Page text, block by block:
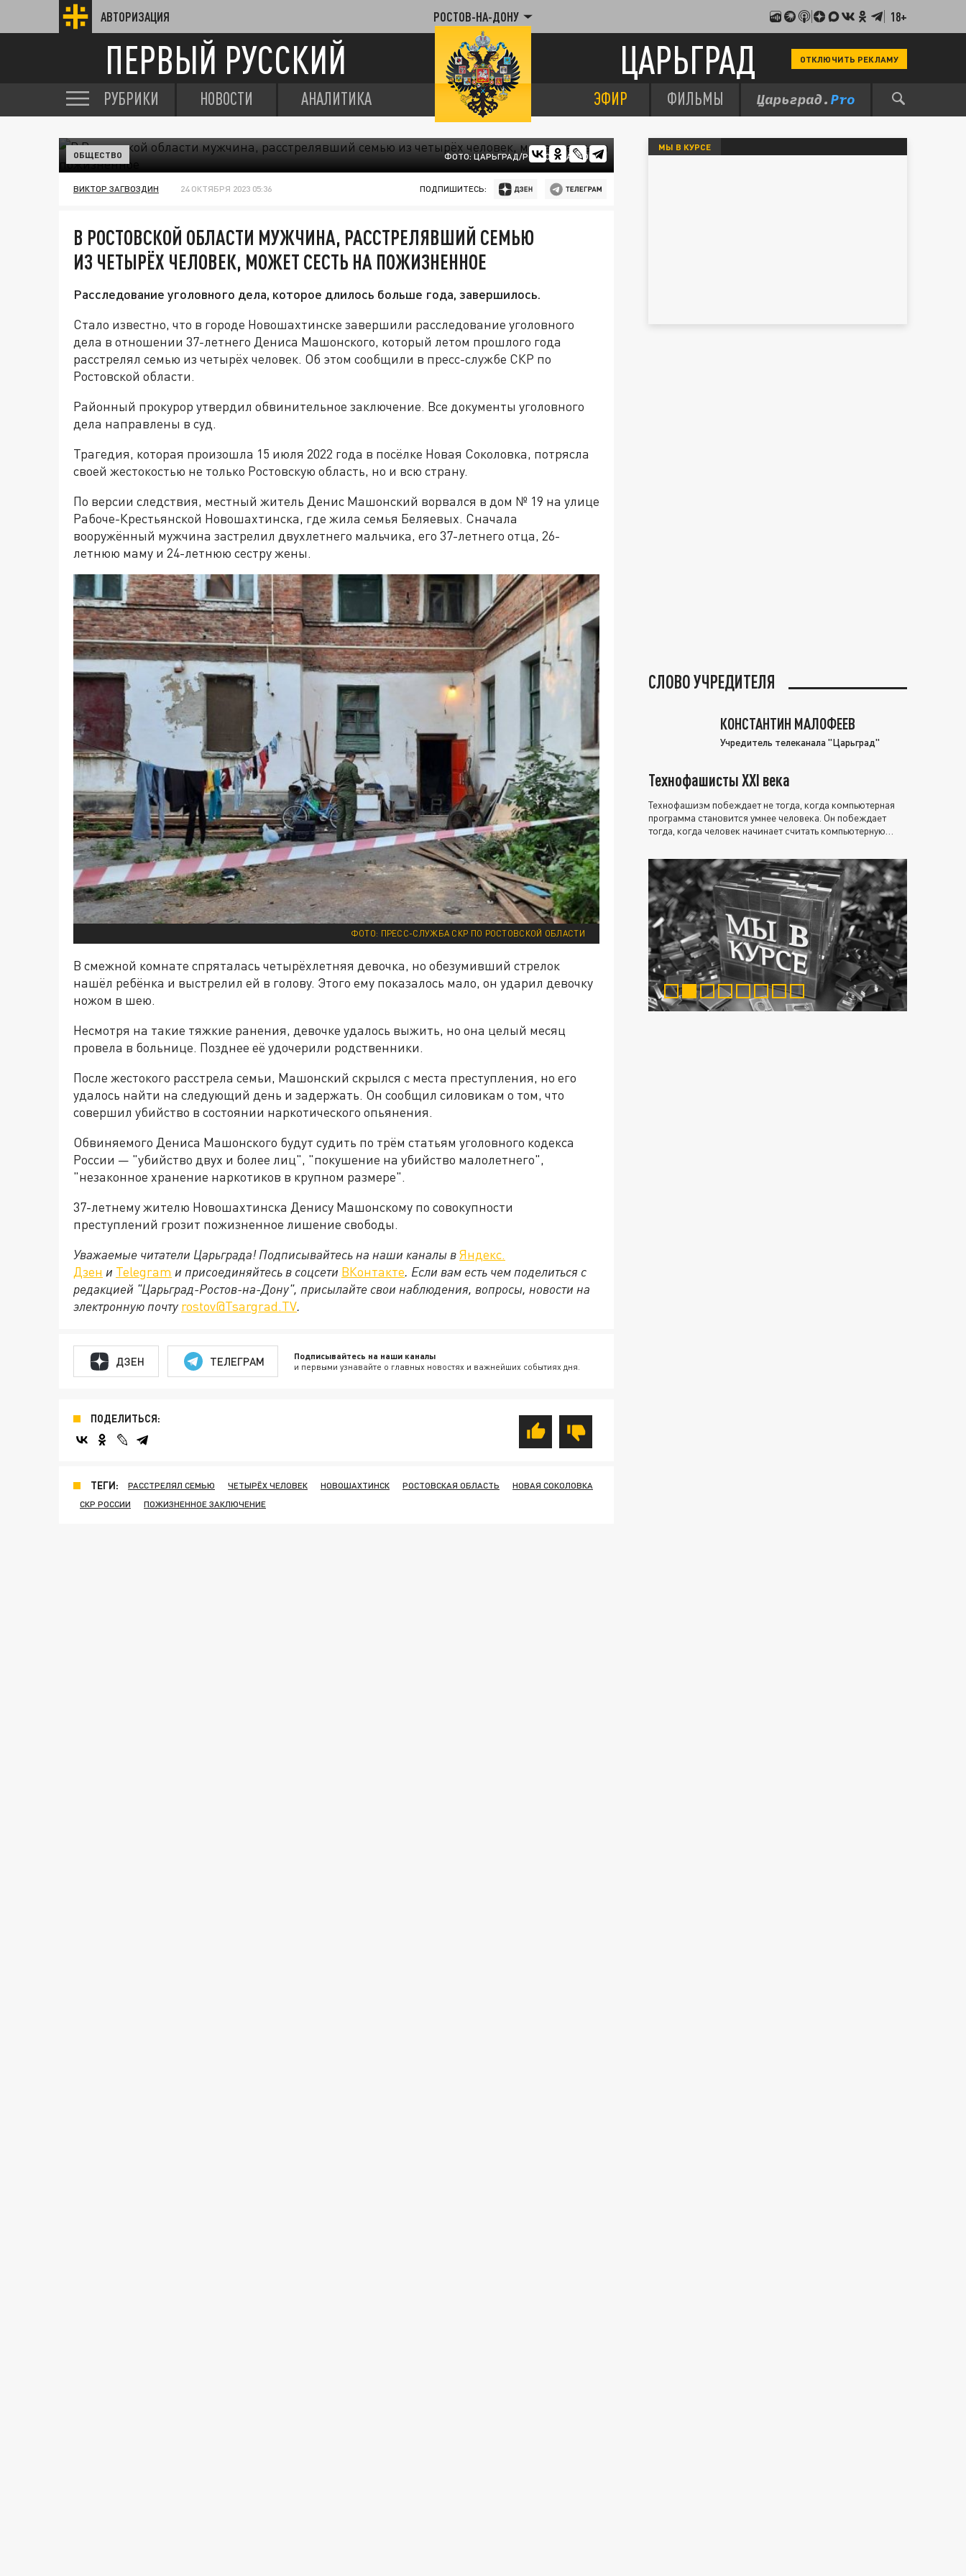
АВТОРИЗАЦИЯ РОСТОВ-НА-ДОНУ 18+
ПЕРВЫЙ РУССКИЙ ЦАРЬГРАД ОТКЛЮЧИТЬ РЕКЛАМУ
РУБРИКИ НОВОСТИ АНАЛИТИКА ЭФИР ФИЛЬМЫ
ФОТО: ЦАРЬГРАД/РОСТОВ-НА-ДОНУ
ОБЩЕСТВО
ВИКТОР ЗАГВОЗДИН 24 ОКТЯБРЯ 2023 05:36 ПОДПИШИТЕСЬ:
В РОСТОВСКОЙ ОБЛАСТИ МУЖЧИНА, РАССТРЕЛЯВШИЙ СЕМЬЮ
ИЗ ЧЕТЫРЁХ ЧЕЛОВЕК, МОЖЕТ СЕСТЬ НА ПОЖИЗНЕННОЕ
Расследование уголовного дела, которое длилось больше года, завершилось.
Стало известно, что в городе Новошахтинске завершили расследование уголовного
дела в отношении 37-летнего Дениса Машонского, который летом прошлого года
расстрелял семью из четырёх человек. Об этом сообщили в пресс-службе СКР по
Ростовской области.
Районный прокурор утвердил обвинительное заключение. Все документы уголовного
дела направлены в суд.
Трагедия, которая произошла 15 июля 2022 года в посёлке Новая Соколовка, потрясла
своей жестокостью не только Ростовскую область, но и всю страну.
По версии следствия, местный житель Денис Машонский ворвался в дом № 19 на улице
Рабоче-Крестьянской Новошахтинска, где жила семья Беляевых. Сначала
вооружённый мужчина застрелил двухлетнего мальчика, его 37-летнего отца, 26-
летнюю маму и 24-летнюю сестру жены.
ФОТО: ПРЕСС-СЛУЖБА СКР ПО РОСТОВСКОЙ ОБЛАСТИ
В смежной комнате спряталась четырёхлетняя девочка, но обезумивший стрелок
нашёл ребёнка и выстрелил ей в голову. Этого ему показалось мало, он ударил девочку
ножом в шею.
Несмотря на такие тяжкие ранения, девочке удалось выжить, но она целый месяц
провела в больнице. Позднее её удочерили родственники.
После жестокого расстрела семьи, Машонский скрылся с места преступления, но его
удалось найти на следующий день и задержать. Он сообщил силовикам о том, что
совершил убийство в состоянии наркотического опьянения.
Обвиняемого Дениса Машонского будут судить по трём статьям уголовного кодекса
России — "убийство двух и более лиц", "покушение на убийство малолетнего",
"незаконное хранение наркотиков в крупном размере".
37-летнему жителю Новошахтинска Денису Машонскому по совокупности
преступлений грозит пожизненное лишение свободы.
Уважаемые читатели Царьграда! Подписывайтесь на наши каналы вЯндекс.
Дзен и Telegram и присоединяйтесь в соцсети ВКонтакте. Если вам есть чем поделиться с
редакцией "Царьград-Ростов-на-Дону", присылайте свои наблюдения, вопросы, новости на
электронную почту rostov@Tsargrad.ТV.
ДЗЕН ТЕЛЕГРАМ Подписывайтесь на наши каналы
и первыми узнавайте о главных новостях и важнейших событиях дня.
ПОДЕЛИТЬСЯ:
ТЕГИ: РАССТРЕЛЯЛ СЕМЬЮ ЧЕТЫРЁХ ЧЕЛОВЕК НОВОШАХТИНСК РОСТОВСКАЯ ОБЛАСТЬ
НОВАЯ СОКОЛОВКА
СКР РОССИИ
ПОЖИЗНЕННОЕ ЗАКЛЮЧЕНИЕ
МЫ В КУРСЕ
СЛОВО УЧРЕДИТЕЛЯ
КОНСТАНТИН МАЛОФЕЕВ
Учредитель телеканала "Царьград"
Технофашисты XXI века
Технофашизм побеждает не тогда, когда компьютерная
программа становится умнее человека. Он побеждает
тогда, когда человек начинает считать компьютерную